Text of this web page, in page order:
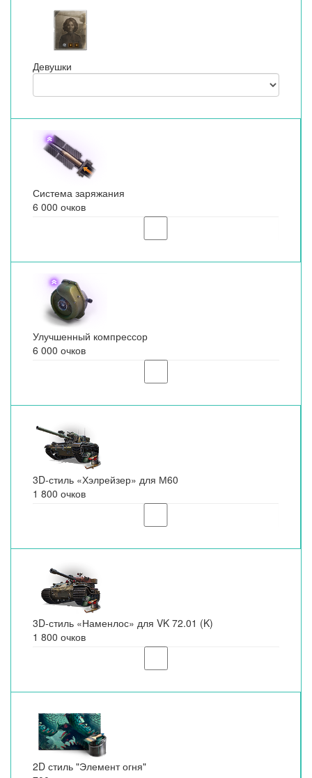
Девушки
Система заряжания
6 000 очков
Улучшенный компрессор
6 000 очков
3D-стиль «Хэлрейзер» для М60
1 800 очков
3D-стиль «Наменлос» для VK 72.01 (K)
1 800 очков
2D стиль "Элемент огня"